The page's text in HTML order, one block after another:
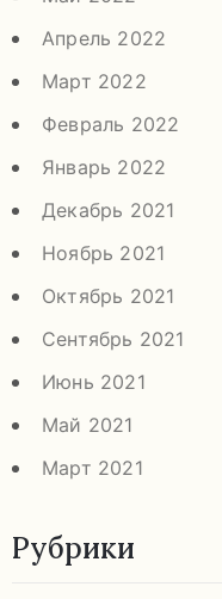
Апрель 2022
Март 2022
Февраль 2022
Январь 2022
Декабрь 2021
Ноябрь 2021
Октябрь 2021
Сентябрь 2021
Июнь 2021
Май 2021
Март 2021
Рубрики